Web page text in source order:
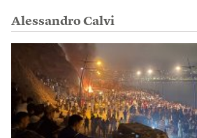
Alessandro Calvi